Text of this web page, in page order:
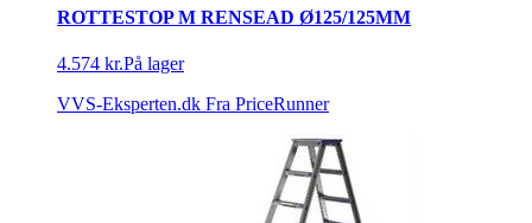
ROTTESTOP M RENSEAD Ø125/125MM
4.574 kr.På lager
VVS-Eksperten.dk Fra PriceRunner